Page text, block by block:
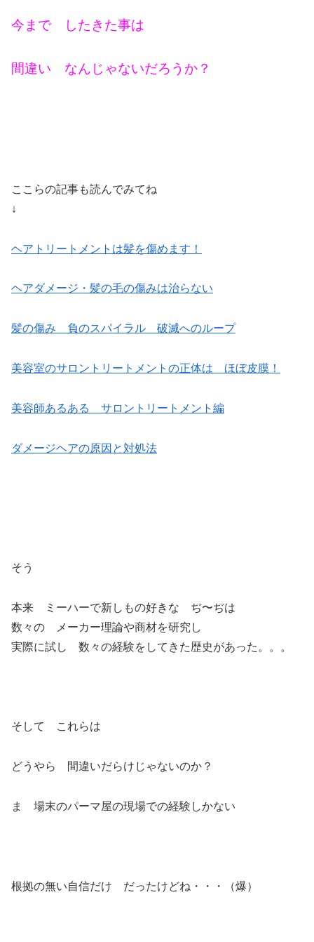
今まで したきた事は
間違い なんじゃないだろうか？
ここらの記事も読んでみてね
↓
ヘアトリートメントは髪を傷めます！
ヘアダメージ・髪の毛の傷みは治らない
髪の傷み 負のスパイラル 破滅へのループ
美容室のサロントリートメントの正体は ほぼ皮膜！
美容師あるある サロントリートメント編
ダメージヘアの原因と対処法
そう
本来 ミーハーで新しもの好きな ぢ〜ぢは
数々の メーカー理論や商材を研究し
実際に試し 数々の経験をしてきた歴史があった。。。
そして これらは
どうやら 間違いだらけじゃないのか？
ま 場末のパーマ屋の現場での経験しかない
根拠の無い自信だけ だったけどね・・・（爆）